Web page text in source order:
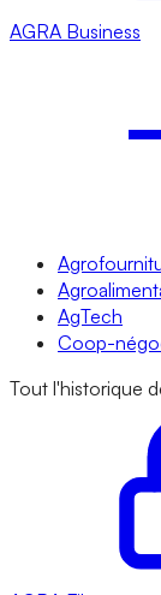
AGRA Business
AgTech
Coop-
Tout l'historique